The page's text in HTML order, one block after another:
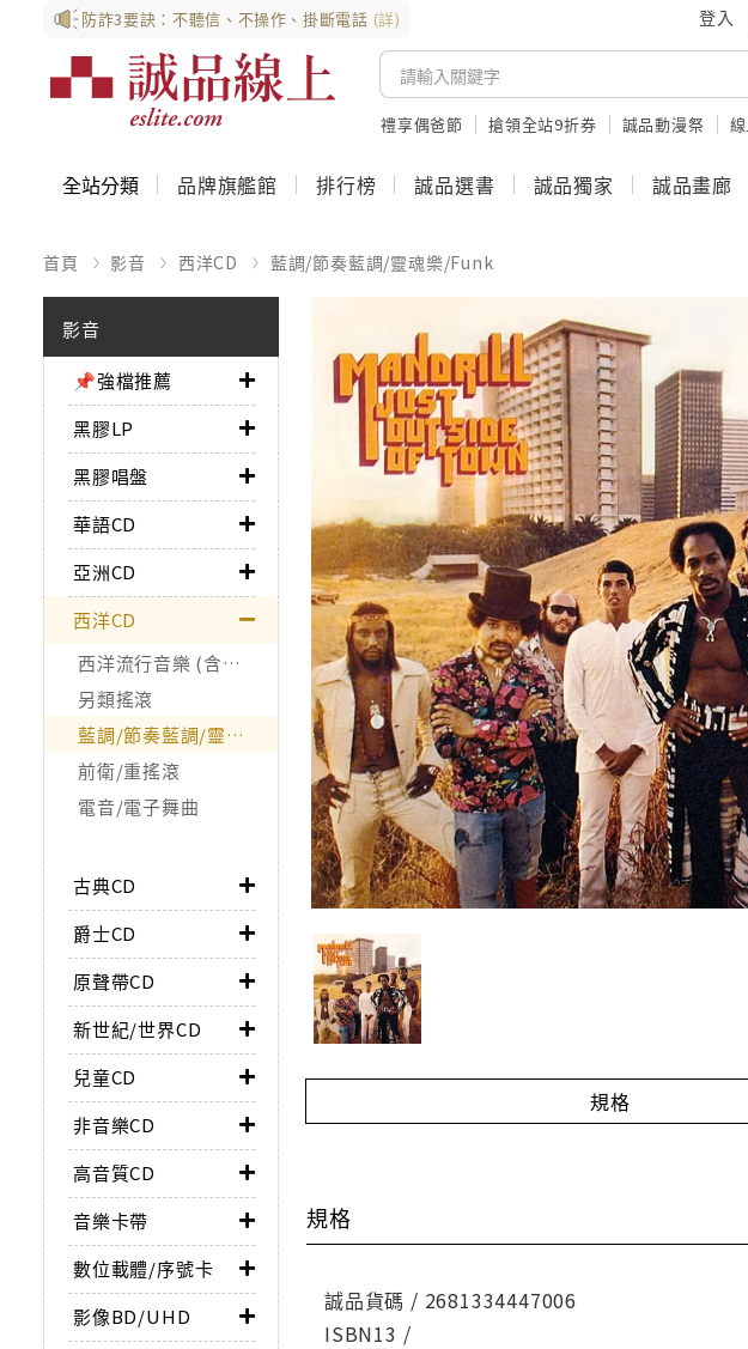
防詐3要訣：不聽信、不操作、掛斷電話 (詳) 登入
禮享偶爸節 搶領全站9折券 誠品動漫祭
全站分類 品牌旗艦館 排行榜 誠品選書 誠品獨家 誠品畫廊
首頁 影音 西洋CD 藍調/節奏藍調/靈魂樂/Funk
影音
📌強檔推薦
黑膠LP
黑膠唱盤
華語CD
亞洲CD
西洋CD
西洋流行音樂 (含合輯)
另類搖滾
藍調/節奏藍調/靈魂樂/Funk
前衛/重搖滾
電音/電子舞曲
古典CD
爵士CD
原聲帶CD
新世紀/世界CD
兒童CD
非音樂CD
高音質CD
音樂卡帶
數位載體/序號卡
影像BD/UHD
規格
規格
誠品貨碼 / 2681334447006
ISBN13 /